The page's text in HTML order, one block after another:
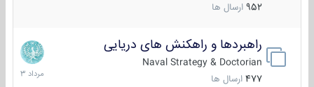
952 ارسال ها
راهبردها و راهکنش های دریایی
Naval Strategy & Doctorian
477 ارسال ها
2
مرداد
1403